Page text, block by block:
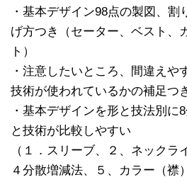
・基本デザイン98点の製図、割
げ方つき（セーター、ベスト、
ト）
・注意したいところ、間違えや
技術が使われているかの補足つ
・基本デザインを形と技法別に
と技術が比較しやすい
（１．スリーブ、２、ネックラ
４分散増減法、５、カラー（襟